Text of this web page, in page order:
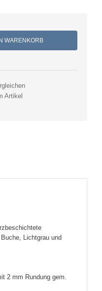
WARENKORB
Artikel
Lichtgrau und
2 mm Rundung gem.